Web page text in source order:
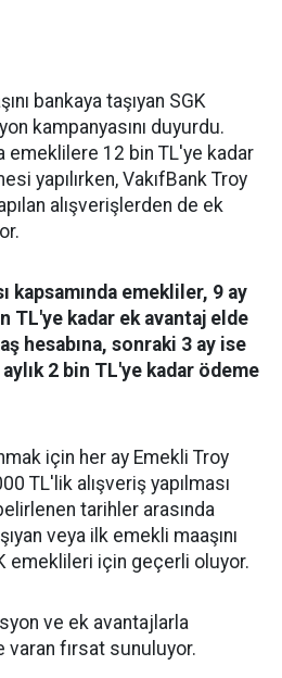
bankaya taşıyan SGK
kampanyasını duyurdu.
emeklilere 12 bin TL'ye kadar
yapılırken, VakıfBank Troy
alışverişlerden de ek
kapsamında emekliler, 9 ay
TL'ye kadar ek avantaj elde
hesabına, sonraki 3 ay ise
2 bin TL'ye kadar ödeme
için her ay Emekli Troy
TL'lik alışveriş yapılması
tarihler arasında
veya ilk emekli maaşını
emeklileri için geçerli oluyor.
ve ek avantajlarla
fırsat sunuluyor.